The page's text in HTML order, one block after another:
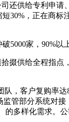
供给专利申请
30%，正在商
家，90%以上
供给全程指点，
客户复购率达
管部分系统对
的多样化需求。